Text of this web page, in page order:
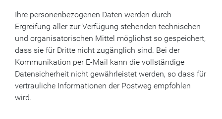
Ihre personenbezogenen Daten werden durch
Ergreifung aller zur Verfügung stehenden technischen
und organisatorischen Mittel möglichst so gespeichert,
dass sie für Dritte nicht zugänglich sind. Bei der
Kommunikation per E-Mail kann die vollständige
Datensicherheit nicht gewährleistet werden, so dass für
vertrauliche Informationen der Postweg empfohlen
wird.